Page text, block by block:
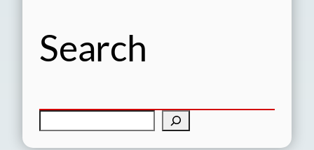
Search
索